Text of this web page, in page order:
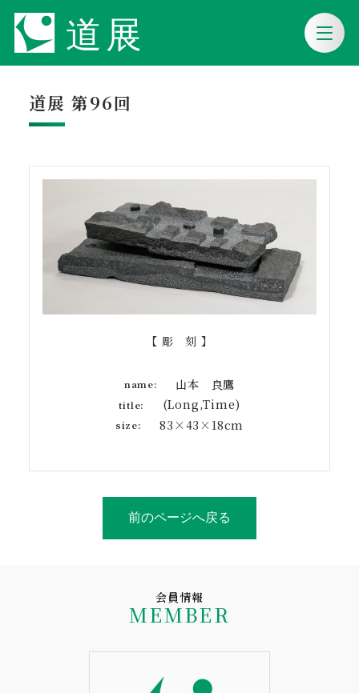
道展 第96回
【 彫 刻 】
name: 山本 良鷹
title: (Long,Time)
size: 83×43×18cm
前のページへ戻る
会員情報
MEMBER